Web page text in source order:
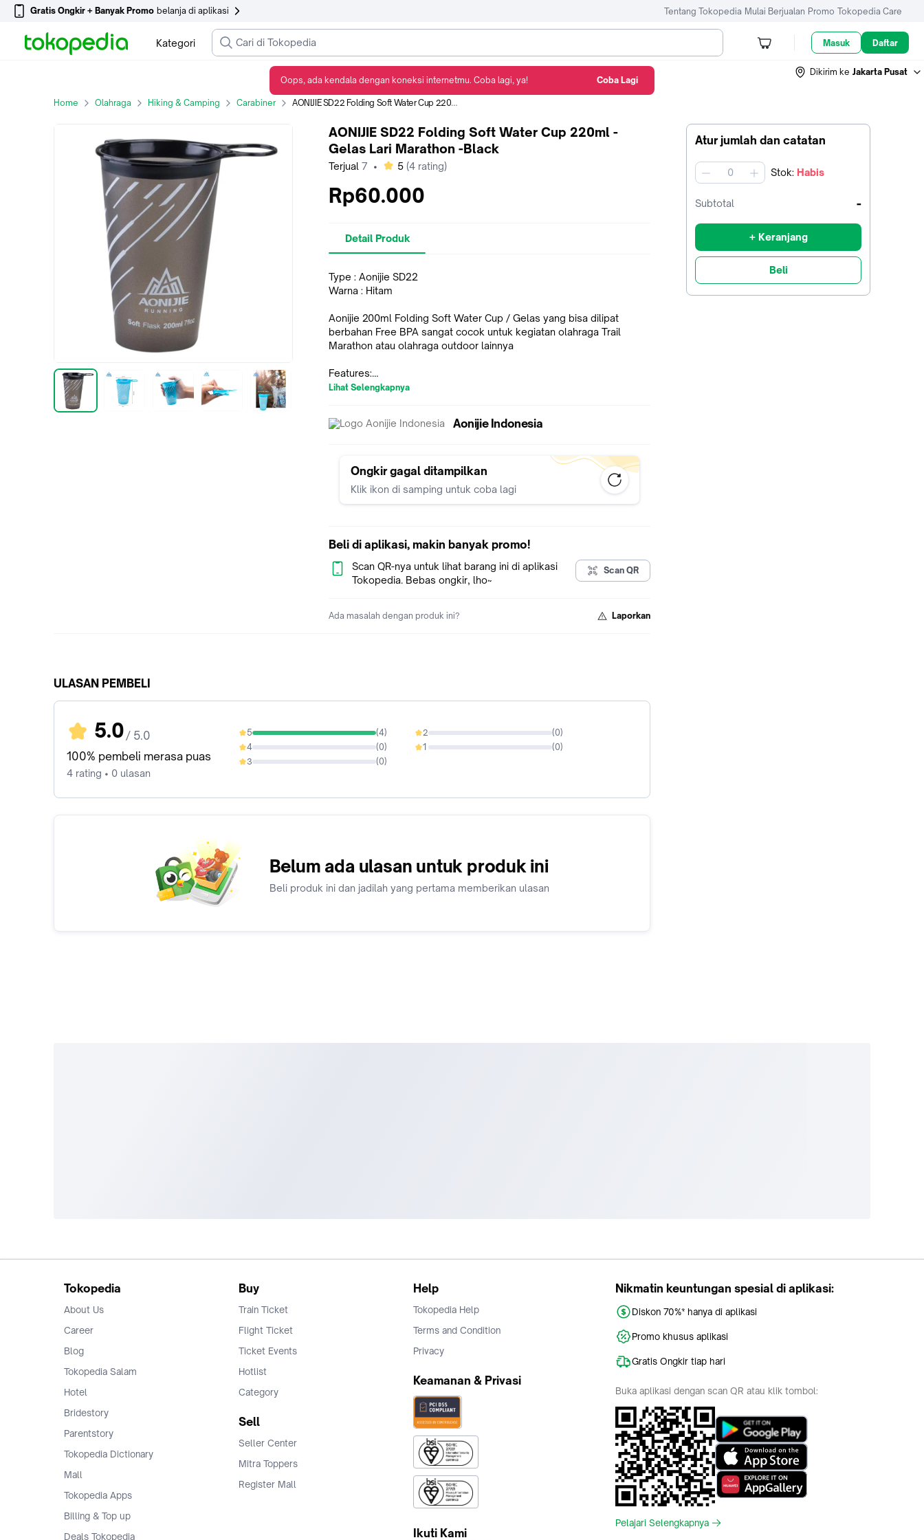
Gratis Ongkir + Banyak Promo belanja di aplikasi Tentang Tokopedia Mulai Berjualan Promo Tokopedia Care
Kategori Masuk Daftar
Dikirim ke Jakarta Pusat
Home Olahraga Hiking & Camping Carabiner AONIJIE SD22 Folding Soft Water Cup 220ml - Gelas Lari Marathon -Black
Atur jumlah dan catatan
jumlah Stok: Habis
Subtotal -
+ Keranjang
Beli
AONIJIE SD22 Folding Soft Water Cup 220ml -
Gelas Lari Marathon -Black
Terjual 7 • bintang
5 (4 rating)
Rp60.000
Detail Produk
Type : Aonijie SD22
Warna : Hitam
Aonijie 200ml Folding Soft Water Cup / Gelas yang bisa dilipat
berbahan Free BPA sangat cocok untuk kegiatan olahraga Trail
Marathon atau olahraga outdoor lainnya
Features:
- Light weight, foldable design, easy to carry
- Simple and practical
Package:
1 x Cup
Lihat Selengkapnya
Aonijie Indonesia
Ongkir gagal ditampilkan
Klik ikon di samping untuk coba lagi
Beli di aplikasi, makin banyak promo!
Scan QR-nya untuk lihat barang ini di aplikasi
Tokopedia. Bebas ongkir, lho~
Scan QR
Ada masalah dengan produk ini? Laporkan
ULASAN PEMBELI
5.0 / 5.0
100% pembeli merasa puas
4 rating • 0 ulasan
5 (4)
100%
4 (0)
0%
3 (0)
0%
2 (0)
0%
1 (0)
0%
Belum ada ulasan untuk produk ini
Beli produk ini dan jadilah yang pertama memberikan ulasan
Tokopedia
About Us
Career
Blog
Tokopedia Salam
Hotel
Bridestory
Parentstory
Tokopedia Dictionary
Mall
Tokopedia Apps
Billing & Top up
Deals Tokopedia
Buy
Train Ticket
Flight Ticket
Ticket Events
Hotlist
Category
Sell
Seller Center
Mitra Toppers
Register Mall
Help
Tokopedia Help
Terms and Condition
Privacy
Keamanan & Privasi
Ikuti Kami
Nikmatin keuntungan spesial di aplikasi:
Diskon 70%* hanya di aplikasi
Promo khusus aplikasi
Gratis Ongkir tiap hari
Buka aplikasi dengan scan QR atau klik tombol:
Pelajari Selengkapnya
Oops, ada kendala dengan koneksi internetmu. Coba lagi, ya! Coba Lagi